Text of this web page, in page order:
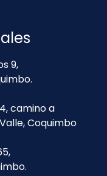
9,
camino a
Coquimbo